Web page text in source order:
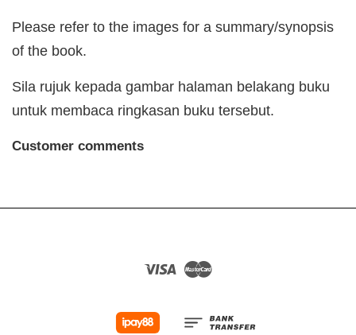
Please refer to the images for a summary/synopsis
of the book.
Sila rujuk kepada gambar halaman belakang buku
untuk membaca ringkasan buku tersebut.
Customer comments
Visa